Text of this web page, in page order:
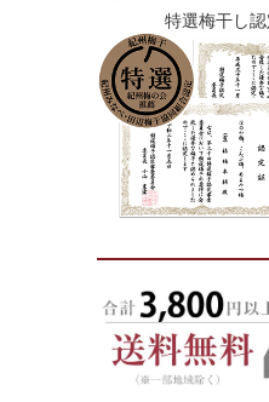
特選梅干し